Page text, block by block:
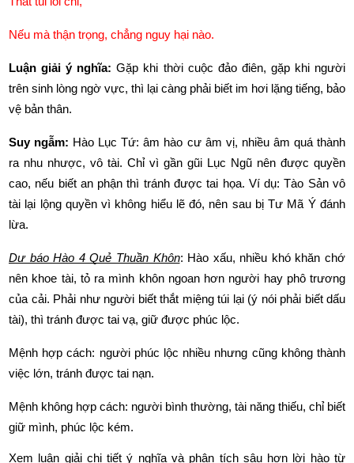
Nếu mà thận trọng, chẳng nguy hại nào.
Luận giải ý nghĩa: Gặp khi thời cuộc đảo điên, gặp khi người
trên sinh lòng ngờ vực, thì lại càng phải biết im hơi lặng tiếng, bảo
vệ bản thân.
Suy ngẫm: Hào Lục Tứ: âm hào cư âm vị, nhiều âm quá thành
ra nhu nhược, vô tài. Chỉ vì gần gũi Lục Ngũ nên được quyền
cao, nếu biết an phận thì tránh được tai họa. Ví dụ: Tào Sản vô
tài lại lộng quyền vì không hiểu lẽ đó, nên sau bị Tư Mã Ý đánh
lừa.
Dự báo Hào 4 Quẻ Thuần Khôn: Hào xấu, nhiều khó khăn chớ
nên khoe tài, tỏ ra mình khôn ngoan hơn người hay phô trương
của cải. Phải như người biết thắt miệng túi lại (ý nói phải biết dấu
tài), thì tránh được tai vạ, giữ được phúc lộc.
Mệnh hợp cách: người phúc lộc nhiều nhưng cũng không thành
việc lớn, tránh được tai nạn.
Mệnh không hợp cách: người bình thường, tài năng thiếu, chỉ biết
giữ mình, phúc lộc kém.
Xem luận giải chi tiết ý nghĩa và phân tích sâu hơn lời hào từ